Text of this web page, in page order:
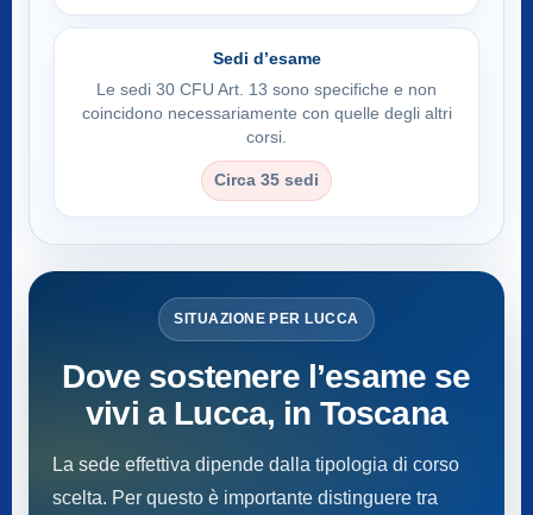
Sedi d’esame
Le sedi 30 CFU Art. 13 sono specifiche e non
coincidono necessariamente con quelle degli altri
corsi.
Circa 35 sedi
SITUAZIONE PER LUCCA
Dove sostenere l’esame se
vivi a Lucca, in Toscana
La sede effettiva dipende dalla tipologia di corso
scelta. Per questo è importante distinguere tra